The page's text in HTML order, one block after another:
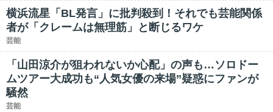
横浜流星「BL発言」に批判殺到！それでも芸能関係
者が「クレームは無理筋」と断じるワケ
芸能
「山田涼介が狙われないか心配」の声も…ソロドー
ムツアー大成功も“人気女優の来場”疑惑にファンが
騒然
芸能